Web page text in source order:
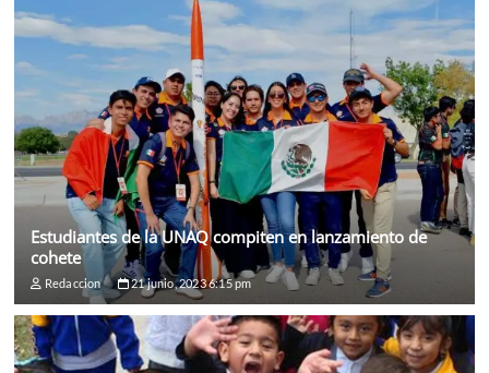
Estudiantes de la UNAQ compiten en lanzamiento de
cohete
Redaccion 21 junio, 2023 6:15 pm